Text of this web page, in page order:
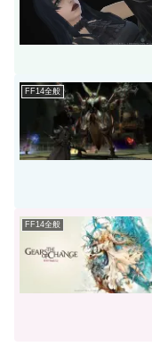
FF14全般
FF14全般